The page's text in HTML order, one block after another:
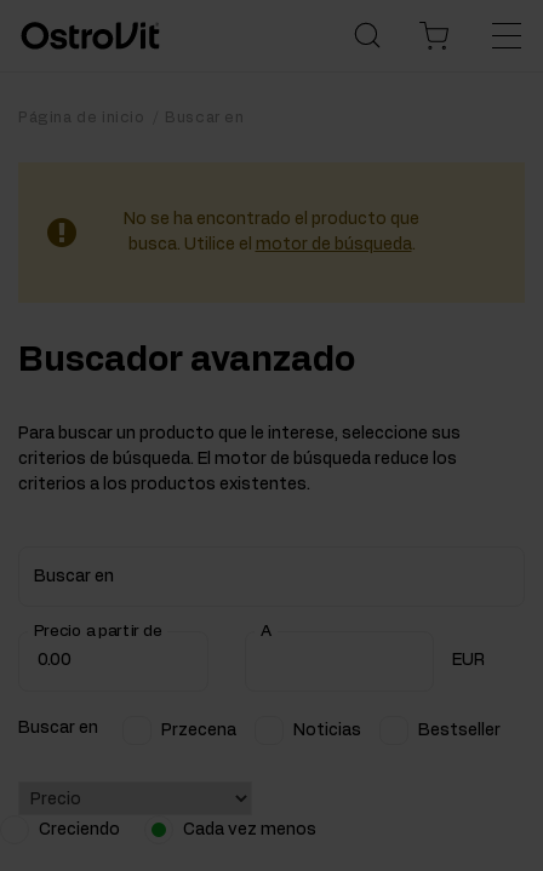
Página de inicio Buscar en
No se ha encontrado el producto que
busca. Utilice el motor de búsqueda.
Buscador avanzado
Para buscar un producto que le interese, seleccione sus
criterios de búsqueda. El motor de búsqueda reduce los
criterios a los productos existentes.
Buscar en
Precio a partir de A
EUR
Buscar en Przecena Noticias Bestseller
Creciendo Cada vez menos